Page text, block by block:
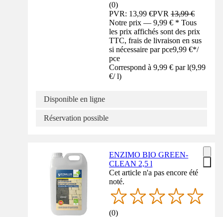
(0)
PVR: 13,99 €PVR13,99 €
Notre prix — 9,99 € * Tous
les prix affichés sont des prix
TTC, frais de livraison en sus
si nécessaire par pce9,99 €*/
pce
Correspond à 9,99 € par l(9,99
€/ l)
Disponible en ligne
Réservation possible
ENZIMO BIO GREEN-
CLEAN 2,5 l
Cet article n'a pas encore été
noté.
(0)